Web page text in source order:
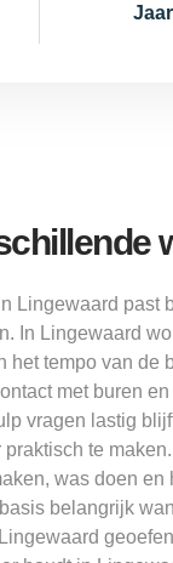
Lingewaard past
In Lingewaard
het tempo van de
met buren
vragen lastig
te
was doen
belangrijk